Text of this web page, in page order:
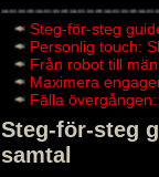
Steg-för-steg
Personlig touch:
Från robot till
Maximera
Fälla
Steg-för-steg
samtal